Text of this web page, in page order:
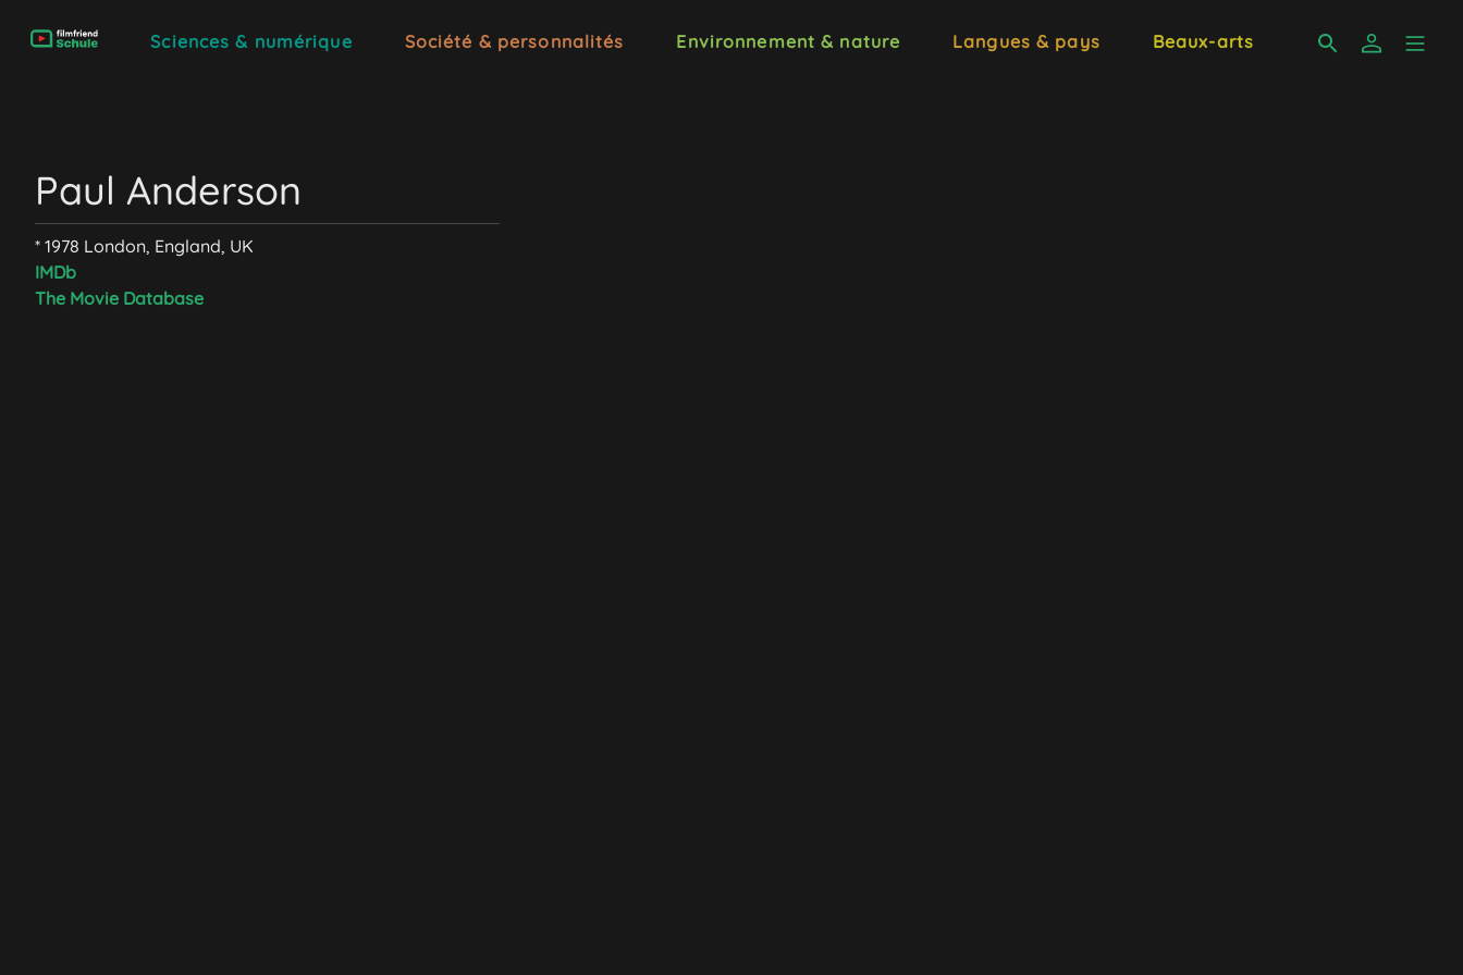
Sciences & numérique Société & personnalités Environnement & nature Langues & pays Beaux-arts
Paul Anderson
* 1978 London, England, UK
IMDb
The Movie Database